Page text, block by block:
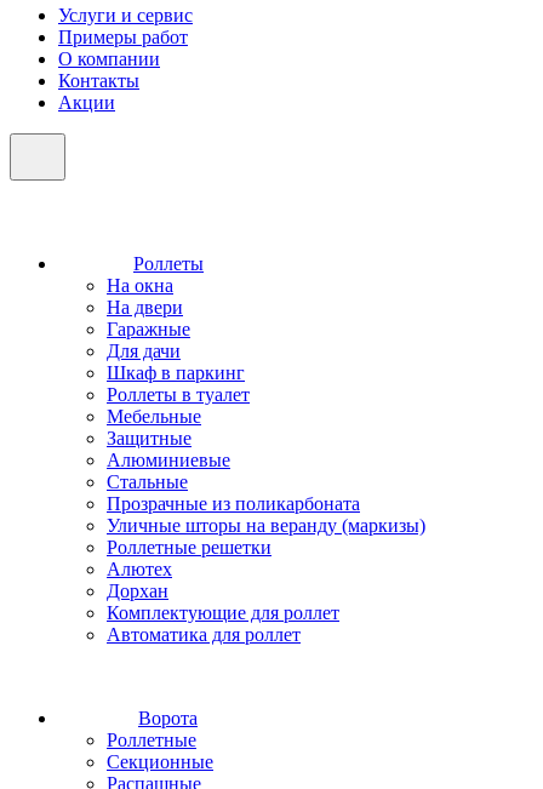
Услуги и сервис
Примеры работ
О компании
Контакты
Акции
Роллеты
На окна
На двери
Гаражные
Для дачи
Шкаф в паркинг
Роллеты в туалет
Мебельные
Защитные
Алюминиевые
Стальные
Прозрачные из поликарбоната
Уличные шторы на веранду (маркизы)
Роллетные решетки
Алютех
Дорхан
Комплектующие для роллет
Автоматика для роллет
Ворота
Роллетные
Секционные
Распашные